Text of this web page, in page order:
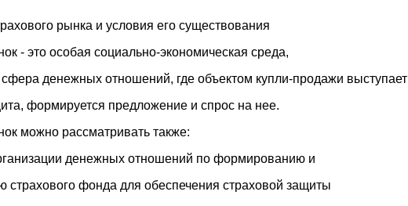
рынка и условия его существования
- это особая социально-экономическая среда,
денежных отношений, где объектом купли-продажи выступает
формируется предложение и спрос на нее.
можно рассматривать также:
денежных отношений по формированию и
страхового фонда для обеспечения страховой защиты